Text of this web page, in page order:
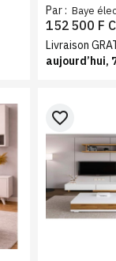
Par : Baye
152 500 F
Livraison
aujourd’hui,
favorite_border